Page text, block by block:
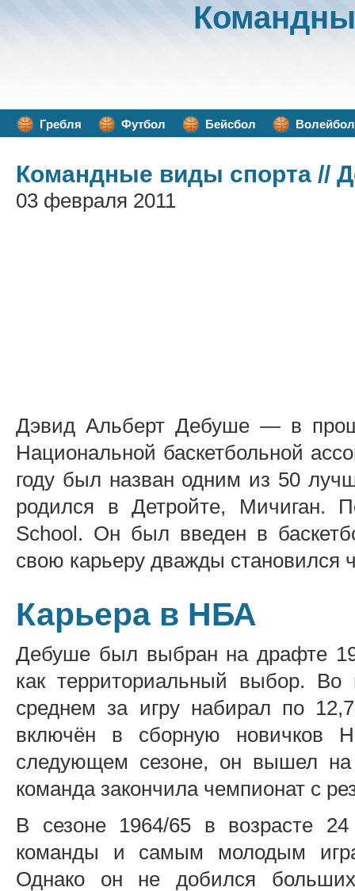
Гребля Футбол Бейсбол Волейбол
Командные виды спорта //
03 февраля 2011
Дэвид Альберт Дебуше — в
Национальной баскетбольной
году был назван одним из 50
родился в Детройте, Мичиган.
School. Он был введен в
свою карьеру дважды
Карьера в НБА
Дебуше был выбран на драфте
как территориальный выбор. Во
среднем за игру набирал по
включён в сборную новичков
следующем сезоне, он вышел
команда закончила чемпионат с
В сезоне 1964/65 в возрасте
команды и самым молодым
Однако он не добился